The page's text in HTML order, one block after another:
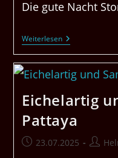
Die gute Nacht
WeiterlesenPizza
Bestellen
Im
Online
Shop
Eichelartig
Pattaya
Beitrag23.07.2025